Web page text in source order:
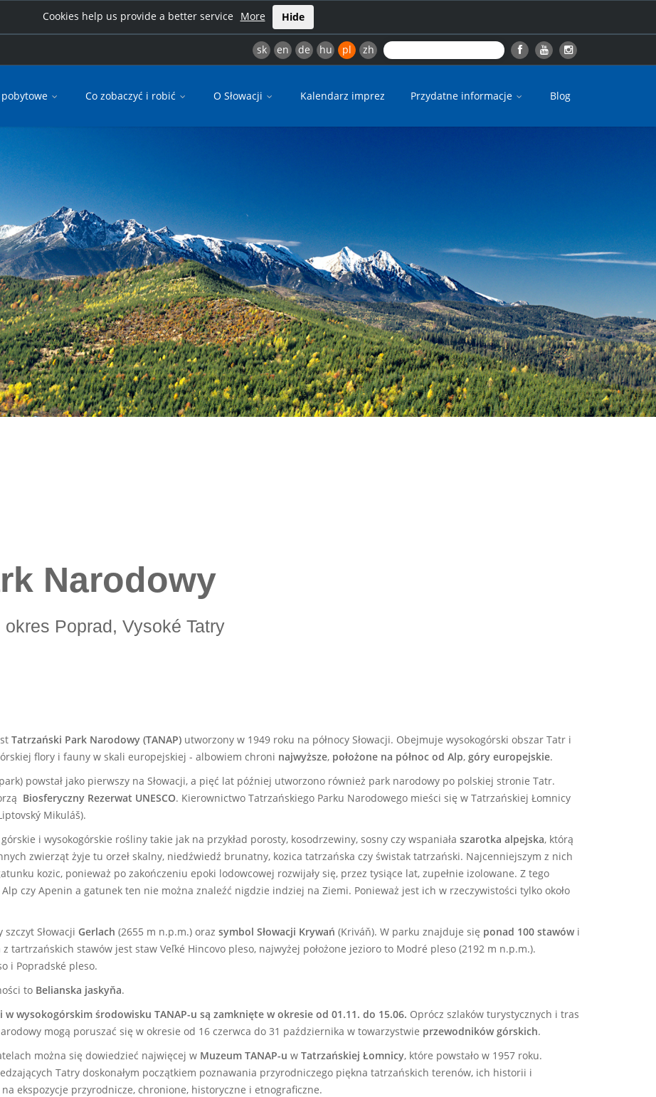
Cookies help us provide a better service More Hide
sk en de hu pl zh
Co zobaczyć i robić O Słowacji Kalendarz imprez Przydatne informacje Blog
Narodowy
Poprad, Vysoké Tatry
Tatrzański Park Narodowy (TANAP) utworzony w 1949 roku na północy Słowacji. Obejmuje wysokogórski obszar Tatr i
flory i fauny w skali europejskiej - albowiem chroni najwyższe, położone na północ od Alp, góry europejskie.
powstał jako pierwszy na Słowacji, a pięć lat później utworzono również park narodowy po polskiej stronie Tatr.
Biosferyczny Rezerwat UNESCO. Kierownictwo Tatrzańskiego Parku Narodowego mieści się w Tatrzańskiej Łomnicy
Mikuláš).
i wysokogórskie rośliny takie jak na przykład porosty, kosodrzewiny, sosny czy wspaniała szarotka alpejska, którą
zwierząt żyje tu orzeł skalny, niedźwiedź brunatny, kozica tatrzańska czy świstak tatrzański. Najcenniejszym z nich
kozic, ponieważ po zakończeniu epoki lodowcowej rozwijały się, przez tysiące lat, zupełnie izolowane. Z tego
czy Apenin a gatunek ten nie można znaleźć nigdzie indziej na Ziemi. Ponieważ jest ich w rzeczywistości tylko około
Słowacji Gerlach (2655 m n.p.m.) oraz symbol Słowacji Krywań (Kriváň). W parku znajduje się ponad 100 stawów i
z tartrzańskich stawów jest staw Veľké Hincovo pleso, najwyżej położone jezioro to Modré pleso (2192 m n.p.m.).
i Popradské pleso.
to Belianska jaskyňa.
wysokogórskim środowisku TANAP-u są zamknięte w okresie od 01.11. do 15.06. Oprócz szlaków turystycznych i tras
mogą poruszać się w okresie od 16 czerwca do 31 października w towarzystwie przewodników górskich.
można się dowiedzieć najwięcej w Muzeum TANAP-u w Tatrzańskiej Łomnicy, które powstało w 1957 roku.
Tatry doskonałym początkiem poznawania przyrodniczego piękna tatrzańskich terenów, ich historii i
ekspozycje przyrodnicze, chronione, historyczne i etnograficzne.